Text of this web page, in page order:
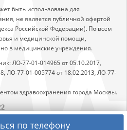
по телефону
быть использована для
не является публичной офертой
Российской Федерации). По всем
и медицинской помощи,
в медицинские учреждения.
ЛО-77-01-014965 от 05.10.2017,
ЛО-77-01-005774 от 18.02.2013, ЛО-77-
здравоохранения города Москвы.